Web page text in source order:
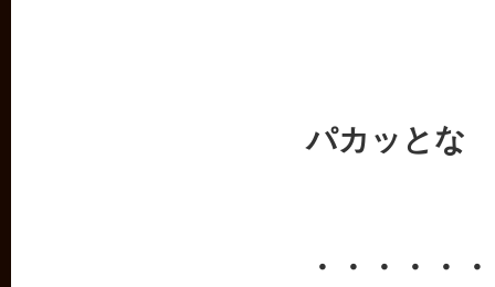
パカッとな
・・・・・